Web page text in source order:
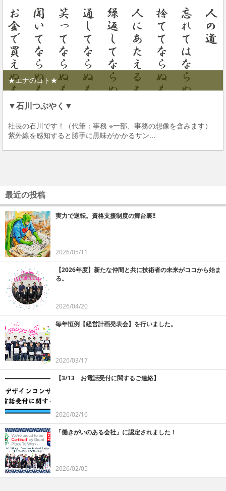
★エナのコト★
▼石川つぶやく▼
社長の石川です！（代筆：事務 ※一部、事務の想像を含みます）
紫外線を感知すると勝手に黒味がかかるサン...
最近の投稿
実力で逆転。資格支援制度の舞台裏!!
2026/05/11
【2026年度】新たな仲間と共に技術者の未来がココから始ま
る。
2026/04/20
毎年恒例【経営計画発表会】を行いました。
2026/03/17
【3/13 お電話受付に関するご連絡】
2026/02/16
「働きがいのある会社」に認定されました！
2026/02/05